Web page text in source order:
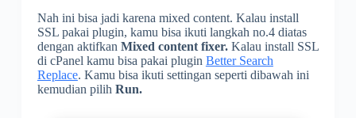
Nah ini bisa jadi karena mixed content. Kalau install
SSL pakai plugin, kamu bisa ikuti langkah no.4 diatas
dengan aktifkan Mixed content fixer. Kalau install SSL
di cPanel kamu bisa pakai plugin Better Search
Replace. Kamu bisa ikuti settingan seperti dibawah ini
kemudian pilih Run.